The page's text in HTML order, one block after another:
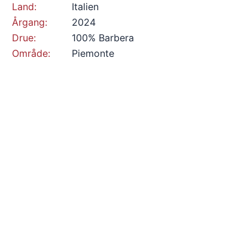
Land:
Italien
Årgang:
2024
Drue:
100% Barbera
Område:
Piemonte